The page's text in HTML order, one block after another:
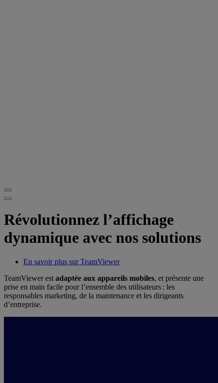
Révolutionnez l’affichage
dynamique avec nos solutions
En savoir plus sur TeamViewer
TeamViewer est adaptée aux appareils mobiles, et présente une
prise en main facile pour l’ensemble des utilisateurs : les
responsables marketing, de la maintenance et les dirigeants
d’entreprise.